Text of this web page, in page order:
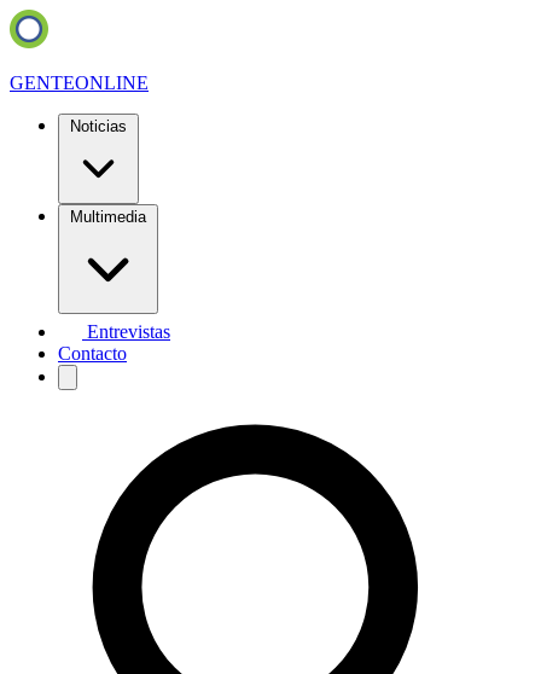
GENTEONLINE
Noticias
Multimedia
Entrevistas
Contacto